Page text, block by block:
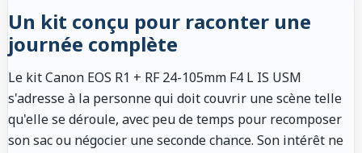
Un kit conçu pour raconter une
journée complète
Le kit Canon EOS R1 + RF 24-105mm F4 L IS USM
s'adresse à la personne qui doit couvrir une scène telle
qu'elle se déroule, avec peu de temps pour recomposer
son sac ou négocier une seconde chance. Son intérêt ne